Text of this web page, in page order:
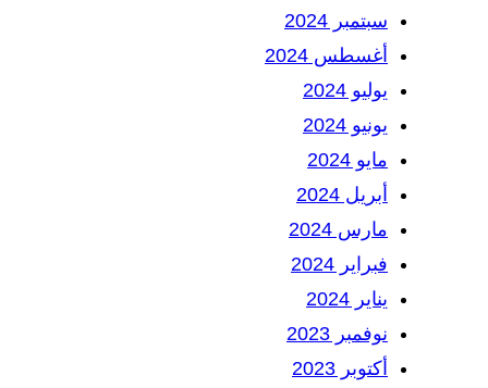
سبتمبر 2024
أغسطس 2024
يوليو 2024
يونيو 2024
مايو 2024
أبريل 2024
مارس 2024
فبراير 2024
يناير 2024
نوفمبر 2023
أكتوبر 2023